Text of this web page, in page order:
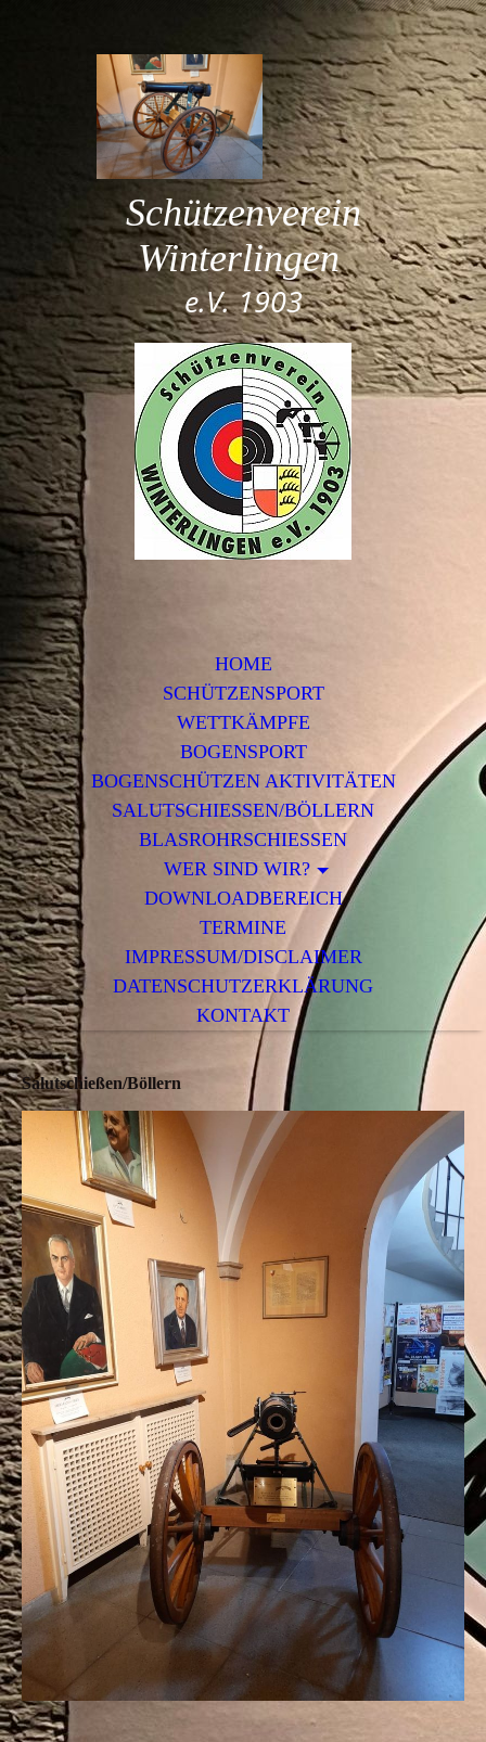
Schützenverein
Winterlingen
e.V. 1903
HOME
SCHÜTZENSPORT
WETTKÄMPFE
BOGENSPORT
BOGENSCHÜTZEN AKTIVITÄTEN
SALUTSCHIESSEN/BÖLLERN
BLASROHRSCHIESSEN
WER SIND WIR?
DOWNLOADBEREICH
TERMINE
IMPRESSUM/DISCLAIMER
DATENSCHUTZERKLÄRUNG
KONTAKT
Salutschießen/Böllern